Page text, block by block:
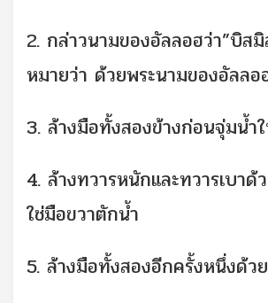
2. กล่าวนามของอัลลอฮว่า”บิส
หมายว่า ด้วยพระนามของอัลลอ
3. ล้างมือทั้งสองข้างก่อนจุ่มน้ำ
4. ล้างทวารหนักและทวารเบาด้
ใช่มือขวาตักน้ำ
5. ล้างมือทั้งสองอีกครั้งหนึ่งด้ว